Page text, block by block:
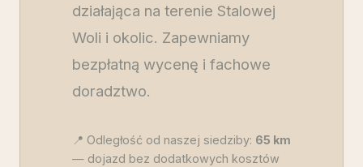
działająca na terenie Stalowej
Woli i okolic. Zapewniamy
bezpłatną wycenę i fachowe
doradztwo.
📍 Odległość od naszej siedziby: 65 km
— dojazd bez dodatkowych kosztów